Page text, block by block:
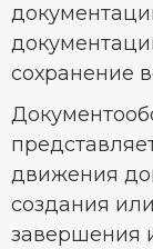
сохранение
движения
создания
завершения